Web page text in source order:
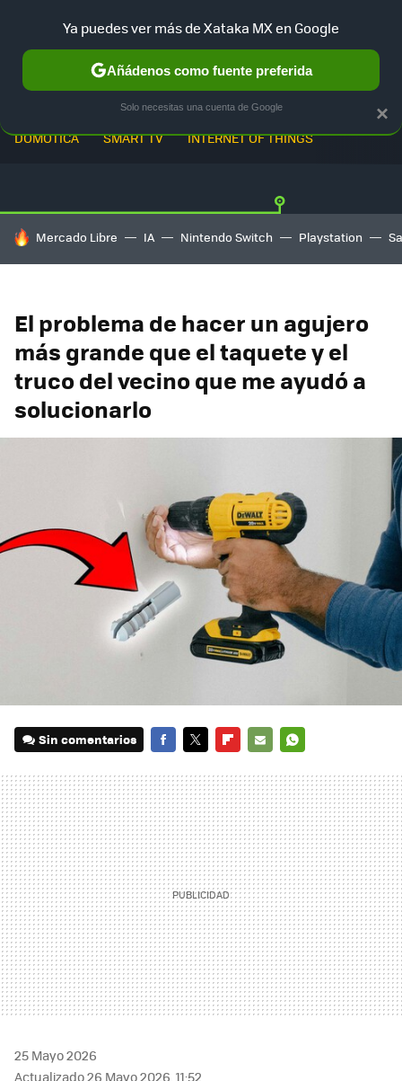
DOMÓTICA SMART TV INTERNET OF THINGS
HOY SE HABLA DE
Mercado Libre IA Nintendo Switch Playstation
El problema de hacer un agujero
más grande que el taquete y el
truco del vecino que me ayudó a
solucionarlo
Sin comentarios
MAIL
25 Mayo 2026
Actualizado 26 Mayo 2026, 11:52
×
Ya puedes ver más de Xataka MX en Google
Añádenos como fuente preferida
Solo necesitas una cuenta de Google